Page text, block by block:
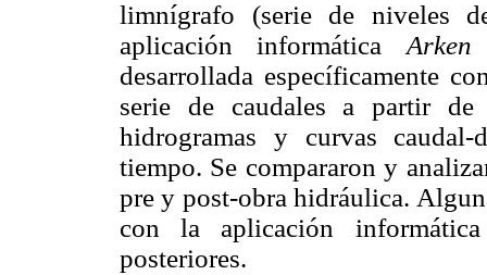
limnígrafo (serie de niveles
aplicación informática
desarrollada específicamente
serie de caudales a partir
hidrogramas y curvas
tiempo. Se compararon y
pre y post-obra hidráulica.
con la aplicación
posteriores.